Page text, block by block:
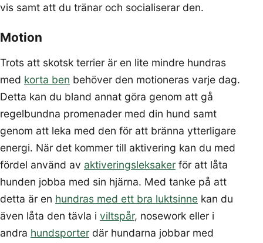
vis samt att du tränar och socialiserar den.
Motion
Trots att skotsk terrier är en lite mindre hundras
med korta ben behöver den motioneras varje dag.
Detta kan du bland annat göra genom att gå
regelbundna promenader med din hund samt
genom att leka med den för att bränna ytterligare
energi. När det kommer till aktivering kan du med
fördel använd av aktiveringsleksaker för att låta
hunden jobba med sin hjärna. Med tanke på att
detta är en hundras med ett bra luktsinne kan du
även låta den tävla i viltspår, nosework eller i
andra hundsporter där hundarna jobbar med